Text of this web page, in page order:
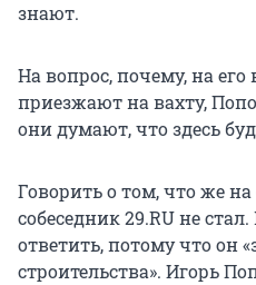
знают.
На вопрос, почему, на его
приезжают на вахту,
они думают, что здесь
Говорить о том, что же
собеседник 29.RU не
ответить, потому что он
строительства». Игорь